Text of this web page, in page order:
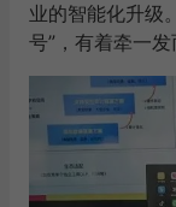
业的智能化升级
号”，有着牵一发